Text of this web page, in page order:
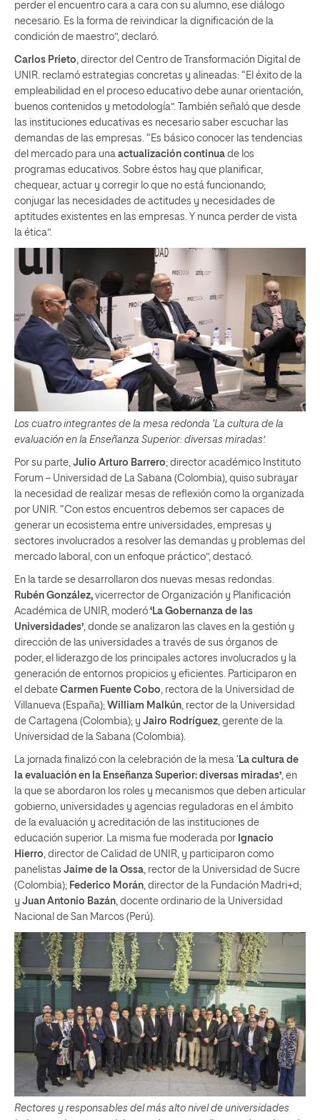
perder el encuentro cara a cara con su alumno, ese diálogo
necesario. Es la forma de reivindicar la dignificación de la
condición de maestro”, declaró.
Carlos Prieto , director del Centro de Transformación Digital de
UNIR. reclamó estrategias concretas y alineadas: “El éxito de la
empleabilidad en el proceso educativo debe aunar orientación,
buenos contenidos y metodología”. También señaló que desde
las instituciones educativas es necesario saber escuchar las
demandas de las empresas. “Es básico conocer las tendencias
del mercado para una actualización continua de los
programas educativos. Sobre éstos hay que planificar,
chequear, actuar y corregir lo que no está funcionando;
conjugar las necesidades de actitudes y necesidades de
aptitudes existentes en las empresas. Y nunca perder de vista
la ética”.
Los cuatro integrantes de la mesa redonda ‘La cultura de la
evaluación en la Enseñanza Superior: diversas miradas’.
Por su parte, Julio Arturo Barrero; director académico Instituto
Forum – Universidad de La Sabana (Colombia), quiso subrayar
la necesidad de realizar mesas de reflexión como la organizada
por UNIR. “Con estos encuentros debemos ser capaces de
generar un ecosistema entre universidades, empresas y
sectores involucrados a resolver las demandas y problemas del
mercado laboral, con un enfoque práctico”, destacó.
En la tarde se desarrollaron dos nuevas mesas redondas.
Rubén González, vicerrector de Organización y Planificación
Académica de UNIR, moderó ‘La Gobernanza de las
Universidades’, donde se analizaron las claves en la gestión y
dirección de las universidades a través de sus órganos de
poder, el liderazgo de los principales actores involucrados y la
generación de entornos propicios y eficientes. Participaron en
el debate Carmen Fuente Cobo, rectora de la Universidad de
Villanueva (España); William Malkún, rector de la Universidad
de Cartagena (Colombia); y Jairo Rodríguez, gerente de la
Universidad de la Sabana (Colombia).
La jornada finalizó con la celebración de la mesa ‘La cultura de
la evaluación en la Enseñanza Superior: diversas miradas’, en
la que se abordaron los roles y mecanismos que deben articular
gobierno, universidades y agencias reguladoras en el ámbito
de la evaluación y acreditación de las instituciones de
educación superior. La misma fue moderada por Ignacio
Hierro, director de Calidad de UNIR, y participaron como
panelistas Jaime de la Ossa, rector de la Universidad de Sucre
(Colombia); Federico Morán, director de la Fundación Madri+d;
y Juan Antonio Bazán, docente ordinario de la Universidad
Nacional de San Marcos (Perú).
Rectores y responsables del más alto nivel de universidades